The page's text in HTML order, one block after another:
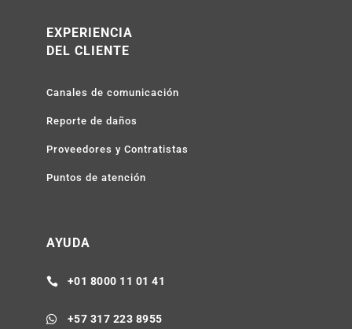
EXPERIENCIA
DEL CLIENTE
Canales de comunicación
Reporte de daños
Proveedores y Contratistas
Puntos de atención
AYUDA
 +01 8000 11 01 41
 +57 317 223 8955